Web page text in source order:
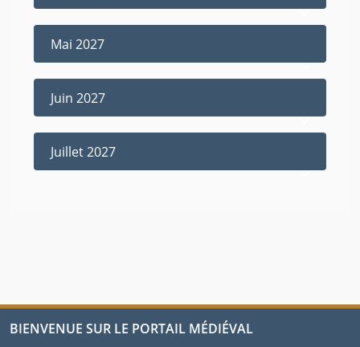
Mai 2027
Juin 2027
Juillet 2027
BIENVENUE SUR LE PORTAIL MÉDIÉVAL